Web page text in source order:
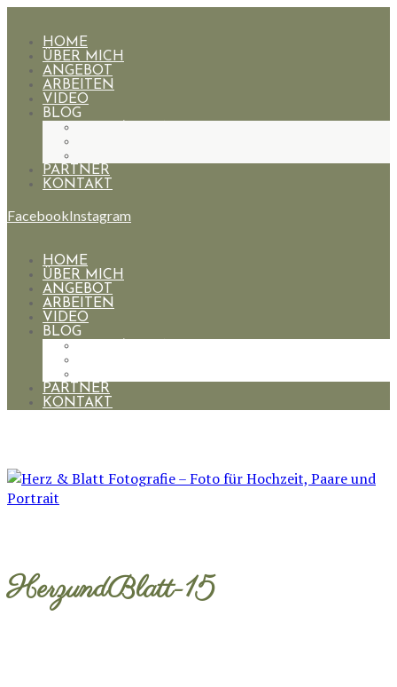
HOME
ÜBER MICH
ANGEBOT
ARBEITEN
VIDEO
BLOG
PARTNER
KONTAKT
FacebookInstagram
HOME
ÜBER MICH
ANGEBOT
ARBEITEN
VIDEO
BLOG
PARTNER
KONTAKT
HerzundBlatt-15